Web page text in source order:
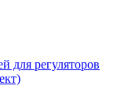
для регуляторов